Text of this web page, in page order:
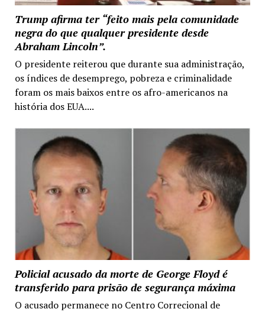
Trump afirma ter “feito mais pela comunidade
negra do que qualquer presidente desde
Abraham Lincoln”.
O presidente reiterou que durante sua administração,
os índices de desemprego, pobreza e criminalidade
foram os mais baixos entre os afro-americanos na
história dos EUA....
Policial acusado da morte de George Floyd é
transferido para prisão de segurança máxima
O acusado permanece no Centro Correcional de